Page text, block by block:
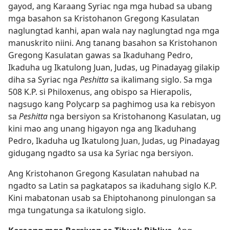
gayod, ang Karaang Syriac nga mga hubad sa ubang
mga basahon sa Kristohanon Gregong Kasulatan
naglungtad kanhi, apan wala nay naglungtad nga mga
manuskrito niini. Ang tanang basahon sa Kristohanon
Gregong Kasulatan gawas sa Ikaduhang Pedro,
Ikaduha ug Ikatulong Juan, Judas, ug Pinadayag gilakip
diha sa Syriac nga Peshittasa ikalimang siglo. Sa mga
508 K.P. si Philoxenus, ang obispo sa Hierapolis,
nagsugo kang Polycarp sa paghimog usa ka rebisyon
sa Peshitta nga bersiyon sa Kristohanong Kasulatan, ug
kini mao ang unang higayon nga ang Ikaduhang
Pedro, Ikaduha ug Ikatulong Juan, Judas, ug Pinadayag
gidugang ngadto sa usa ka Syriac nga bersiyon.
Ang Kristohanon Gregong Kasulatan nahubad na
ngadto sa Latin sa pagkatapos sa ikaduhang siglo K.P.
Kini mabatonan usab sa Ehiptohanong pinulongan sa
mga tungatunga sa ikatulong siglo.